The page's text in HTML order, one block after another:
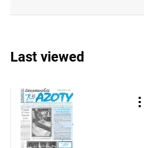
dodatek
21
Tarnowskie Azoty
21
Last viewed